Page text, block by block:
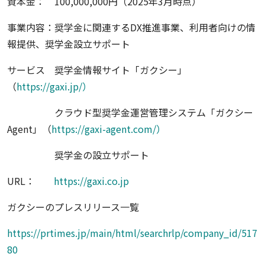
事業内容：奨学金に関連するDX推進事業、利用者向けの情
報提供、奨学金設立サポート
サービス 奨学金情報サイト「ガクシー」
（https://gaxi.jp/）
クラウド型奨学金運営管理システム「ガクシー
Agent」（https://gaxi-agent.com/）
奨学金の設立サポート
URL： https://gaxi.co.jp
ガクシーのプレスリリース⼀覧
https://prtimes.jp/main/html/searchrlp/company_id/517
80